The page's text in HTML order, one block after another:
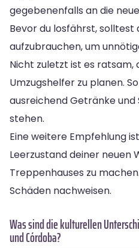
gegebenenfalls an die
Bevor du losfährst,
aufzubrauchen, um
Nicht zuletzt ist es ratsam,
Umzugshelfer zu planen.
ausreichend Getränke und
stehen.
Eine weitere Empfehlung
Leerzustand deiner neuen
Treppenhauses zu
Schäden nachweisen.
Was sind die kulturellen
und Córdoba?